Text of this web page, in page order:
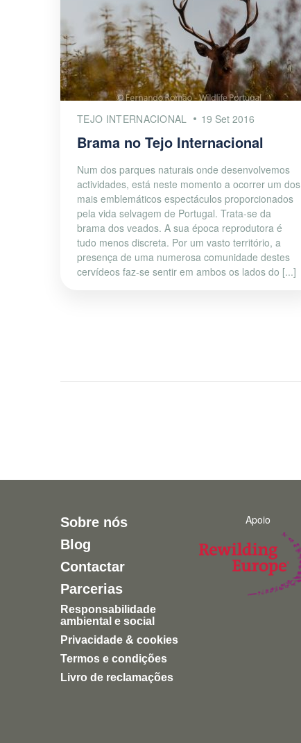
TEJO INTERNACIONAL 19 Set 2016
Brama no Tejo Internacional
Num dos parques naturais onde desenvolvemos
actividades, está neste momento a ocorrer um dos
mais emblemáticos espectáculos proporcionados
pela vida selvagem de Portugal. Trata-se da
brama dos veados. A sua época reprodutora é
tudo menos discreta. Por um vasto território, a
presença de uma numerosa comunidade destes
cervídeos faz-se sentir em ambos os lados do [...]
Sobre nós
Blog
Contactar
Parcerias
Responsabilidade
ambiental e social
Privacidade & cookies
Termos e condições
Livro de reclamações
Apoio